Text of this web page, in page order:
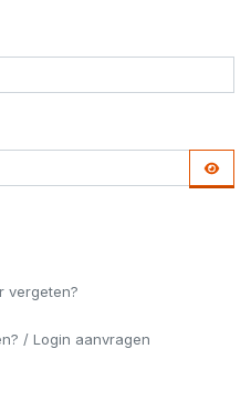
vergeten?
/ Login aanvragen